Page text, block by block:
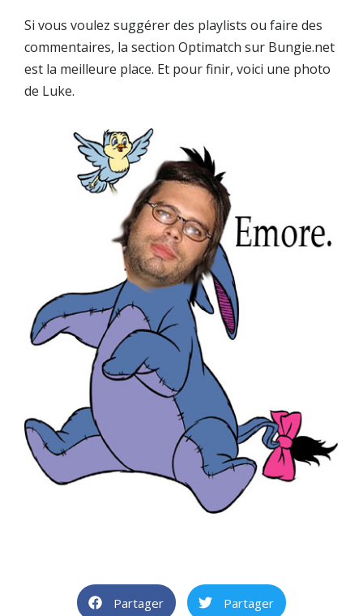
Si vous voulez suggérer des playlists ou faire des
commentaires, la section Optimatch sur Bungie.net
est la meilleure place. Et pour finir, voici une photo
de Luke.
Partager Partager